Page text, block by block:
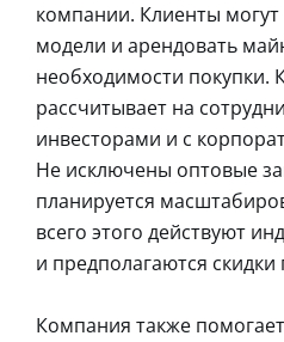
компании. Клиенты
модели и арендовать
необходимости покупки.
рассчитывает на
инвесторами и с
Не исключены оптовые
планируется
всего этого действуют
и предполагаются
Компания также